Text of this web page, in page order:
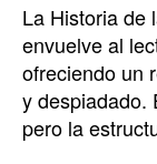
La Historia de
envuelve al
ofreciendo un
y despiadado.
pero la